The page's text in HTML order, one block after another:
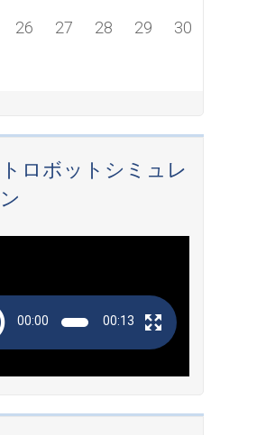
26 27 28 29 30
ロボットシミュレ
00:00 00:13